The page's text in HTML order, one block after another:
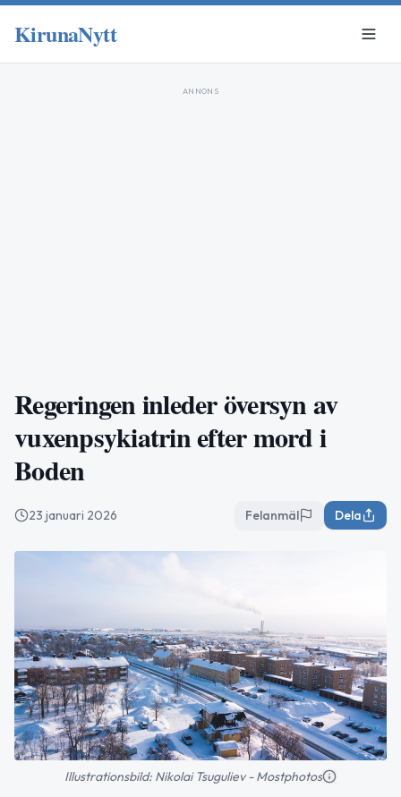
KirunaNytt
ANNONS
Regeringen inleder översyn av
vuxenpsykiatrin efter mord i
Boden
23 januari 2026 Felanmäl Dela
Illustrationsbild: Nikolai Tsuguliev - Mostphotos